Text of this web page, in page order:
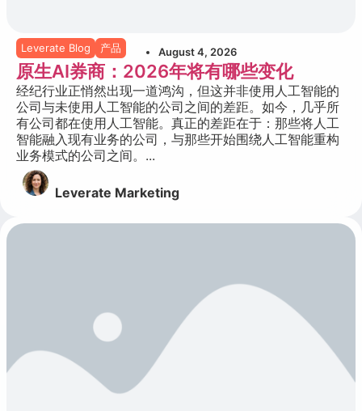
Leverate Blog 产品 August 4, 2026
原生AI券商：2026年将有哪些变化
经纪行业正悄然出现一道鸿沟，但这并非使用人工智能的
公司与未使用人工智能的公司之间的差距。如今，几乎所
有公司都在使用人工智能。真正的差距在于：那些将人工
智能融入现有业务的公司，与那些开始围绕人工智能重构
业务模式的公司之间。...
Leverate Marketing